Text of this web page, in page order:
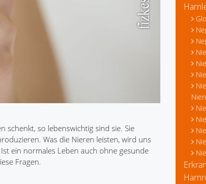
schenkt, so lebenswichtig sind sie. Sie
Was die Nieren leisten, wird uns
ein normales Leben auch ohne gesunde
Fragen.